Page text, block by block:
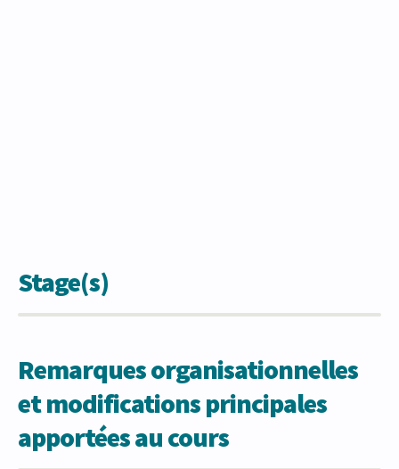
Stage(s)
Remarques organisationnelles
et modifications principales
apportées au cours